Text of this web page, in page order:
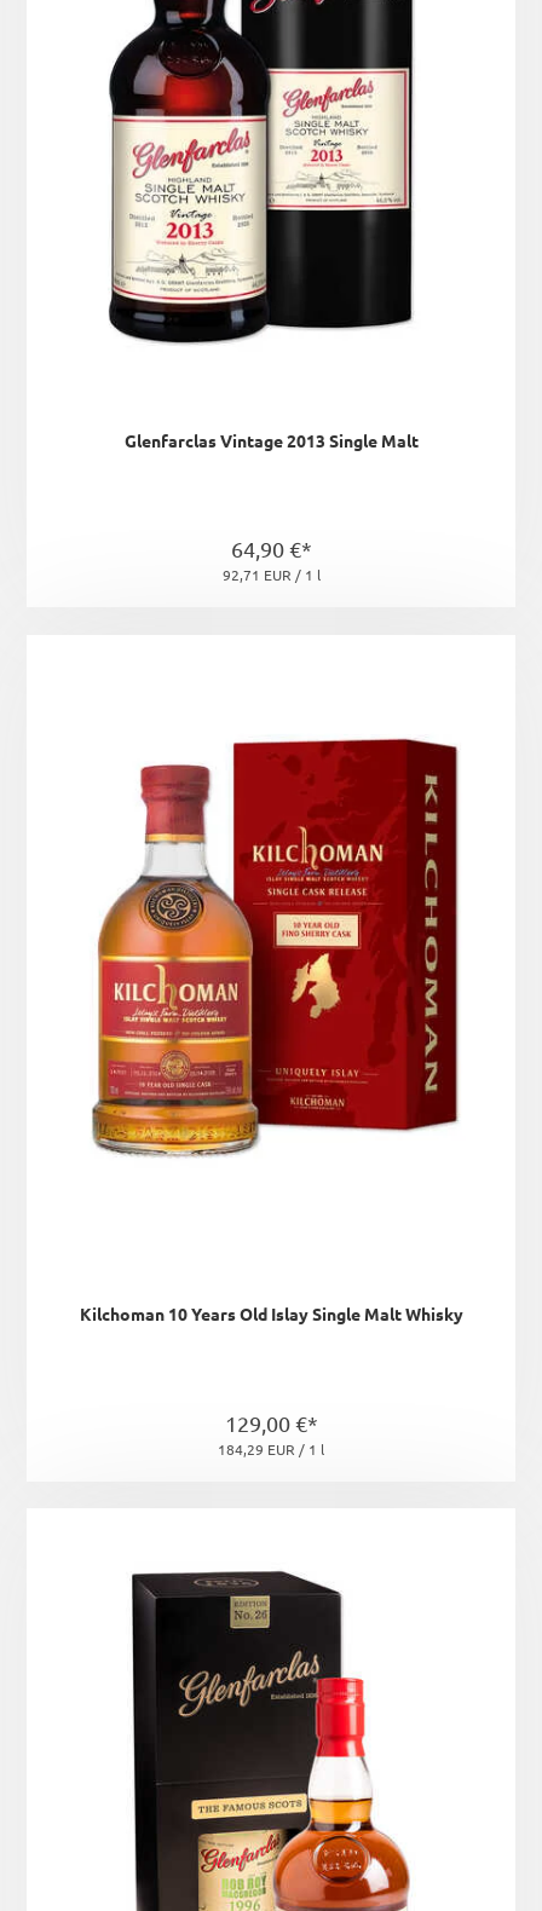
Glenfarclas Vintage 2013 Single Malt
64,90 €*
92,71 EUR / 1 l
Kilchoman 10 Years Old Islay Single Malt Whisky
129,00 €*
184,29 EUR / 1 l